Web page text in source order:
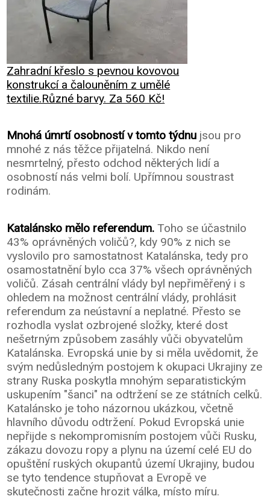
Zahradní křeslo s pevnou kovovou
konstrukcí a čalouněním z umělé
textilie.Různé barvy. Za 560 Kč!
Mnohá úmrtí osobností v tomto týdnu jsou pro
mnohé z nás těžce přijatelná. Nikdo není
nesmrtelný, přesto odchod některých lidí a
osobností nás velmi bolí. Upřímnou soustrast
rodinám.
Katalánsko mělo referendum. Toho se účastnilo
43% oprávněných voličů?, kdy 90% z nich se
vyslovilo pro samostatnost Katalánska, tedy pro
osamostatnění bylo cca 37% všech oprávněných
voličů. Zásah centrální vlády byl nepřiměřený i s
ohledem na možnost centrální vlády, prohlásit
referendum za neústavní a neplatné. Přesto se
rozhodla vyslat ozbrojené složky, které dost
nešetrným způsobem zasáhly vůči obyvatelům
Katalánska. Evropská unie by si měla uvědomit, že
svým nedůsledným postojem k okupaci Ukrajiny ze
strany Ruska poskytla mnohým separatistickým
uskupením "šanci" na odtržení se ze státních celků.
Katalánsko je toho názornou ukázkou, včetně
hlavního důvodu odtržení. Pokud Evropská unie
nepřijde s nekompromisním postojem vůči Rusku,
zákazu dovozu ropy a plynu na území celé EU do
opuštění ruských okupantů území Ukrajiny, budou
se tyto tendence stupňovat a Evropě ve
skutečnosti začne hrozit válka, místo míru.